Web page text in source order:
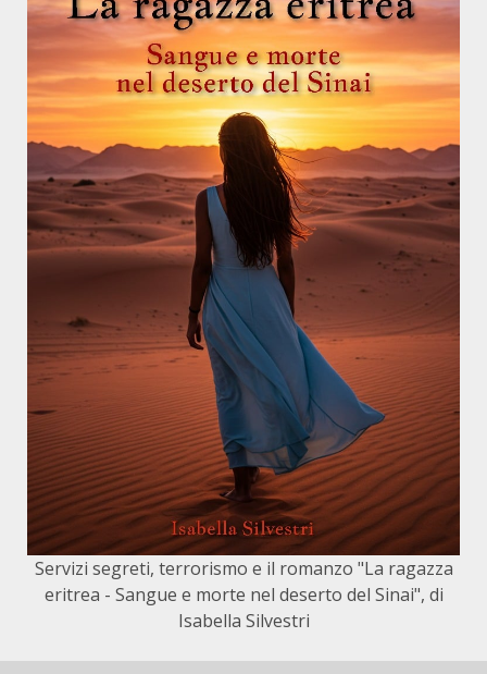
Servizi segreti, terrorismo e il romanzo "La ragazza
eritrea - Sangue e morte nel deserto del Sinai", di
Isabella Silvestri